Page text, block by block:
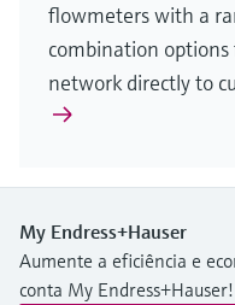
flowmeters with a
combination
network directly to
My Endress+Hauser
Aumente a eficiência e
conta My Endress+Hauser!